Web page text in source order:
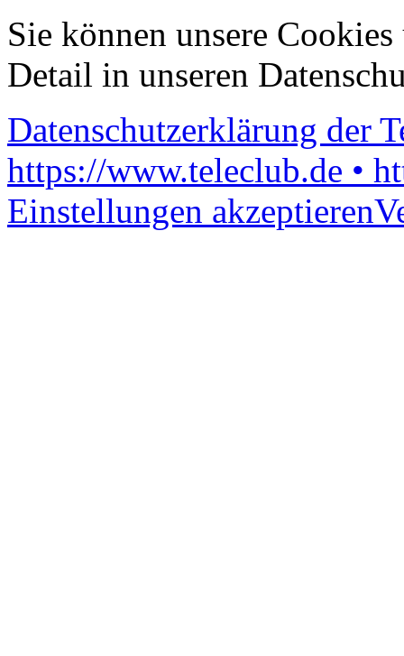
Sie können unsere
Detail in unseren
Datenschutzerklärung der
https://www.teleclub.de •
Einstellungen akzeptieren